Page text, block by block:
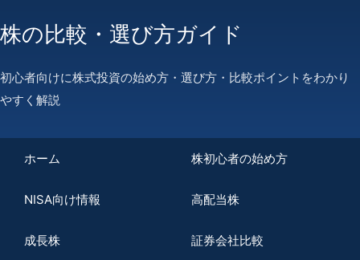
株の比較・選び方ガイド
初心者向けに株式投資の始め方・選び方・比較ポイントをわかり
やすく解説
ホーム 株初心者の始め方
NISA向け情報 高配当株
成長株 証券会社比較